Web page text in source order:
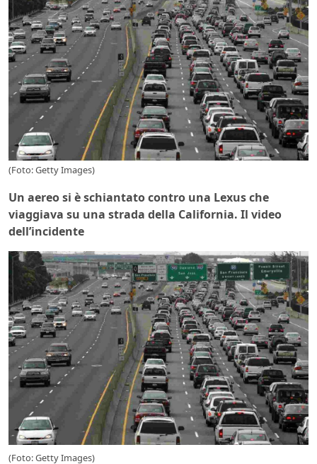
(Foto: Getty Images)
Un aereo si è schiantato contro una Lexus che
viaggiava su una strada della California. Il video
dell’incidente
(Foto: Getty Images)